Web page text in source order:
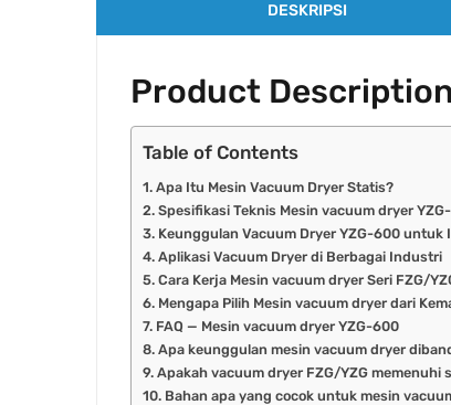
DESKRIPSI
Product Description
Table of Contents
Apa Itu Mesin Vacuum Dryer Statis?
Spesifikasi Teknis Mesin vacuum dryer
Keunggulan Vacuum Dryer YZG-600 untuk
Aplikasi Vacuum Dryer di Berbagai Industri
Cara Kerja Mesin vacuum dryer Seri FZG/
Mengapa Pilih Mesin vacuum dryer dari
FAQ — Mesin vacuum dryer YZG-600
Apa keunggulan mesin vacuum dryer
Apakah vacuum dryer FZG/YZG memenuhi
Bahan apa yang cocok untuk mesin